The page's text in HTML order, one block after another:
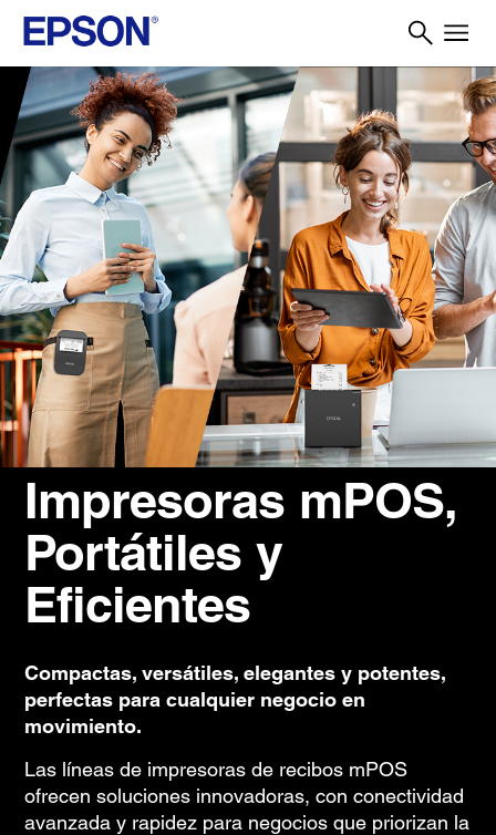
Impresoras mPOS,
Portátiles y
Eficientes
Compactas, versátiles, elegantes y potentes,
perfectas para cualquier negocio en
movimiento.
Las líneas de impresoras de recibos mPOS
ofrecen soluciones innovadoras, con conectividad
avanzada y rapidez para negocios que priorizan la